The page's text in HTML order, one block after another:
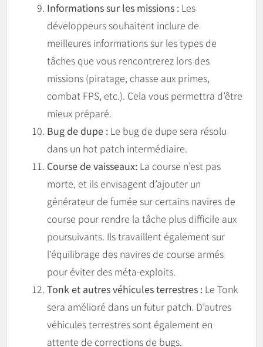
Informations sur les missions : Les
développeurs souhaitent inclure de
meilleures informations sur les types de
tâches que vous rencontrerez lors des
missions (piratage, chasse aux primes,
combat FPS, etc.). Cela vous permettra d’être
mieux préparé.
Bug de dupe : Le bug de dupe sera résolu
dans un hot patch intermédiaire.
Course de vaisseaux: La course n’est pas
morte, et ils envisagent d’ajouter un
générateur de fumée sur certains navires de
course pour rendre la tâche plus difficile aux
poursuivants. Ils travaillent également sur
l’équilibrage des navires de course armés
pour éviter des méta-exploits.
Tonk et autres véhicules terrestres : Le Tonk
sera amélioré dans un futur patch. D’autres
véhicules terrestres sont également en
attente de corrections de bugs.